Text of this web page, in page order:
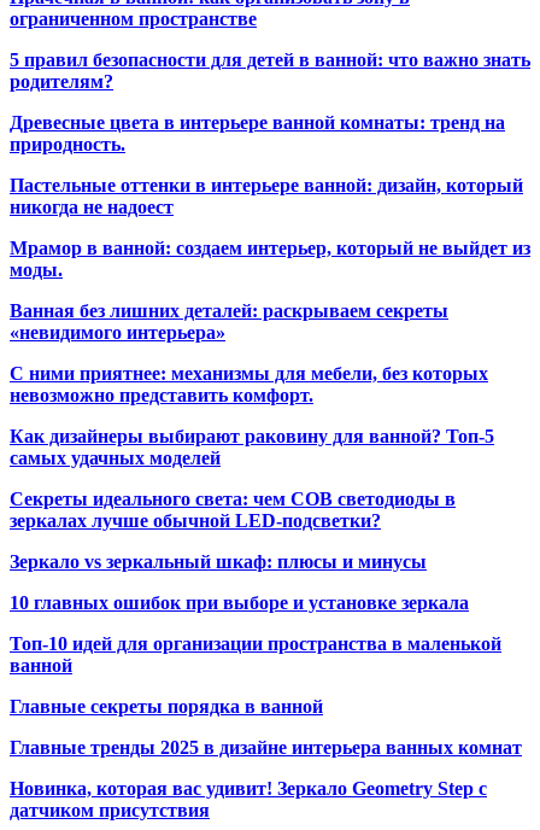
ограниченном пространстве
5 правил безопасности для детей в ванной: что важно знать
родителям?
Древесные цвета в интерьере ванной комнаты: тренд на
природность.
Пастельные оттенки в интерьере ванной: дизайн, который
никогда не надоест
Мрамор в ванной: создаем интерьер, который не выйдет из
моды.
Ванная без лишних деталей: раскрываем секреты
«невидимого интерьера»
С ними приятнее: механизмы для мебели, без которых
невозможно представить комфорт.
Как дизайнеры выбирают раковину для ванной? Топ-5
самых удачных моделей
Секреты идеального света: чем COB светодиоды в
зеркалах лучше обычной LED-подсветки?
Зеркало vs зеркальный шкаф: плюсы и минусы
10 главных ошибок при выборе и установке зеркала
Топ-10 идей для организации пространства в маленькой
ванной
Главные секреты порядка в ванной
Главные тренды 2025 в дизайне интерьера ванных комнат
Новинка, которая вас удивит! Зеркало Geometry Step с
датчиком присутствия